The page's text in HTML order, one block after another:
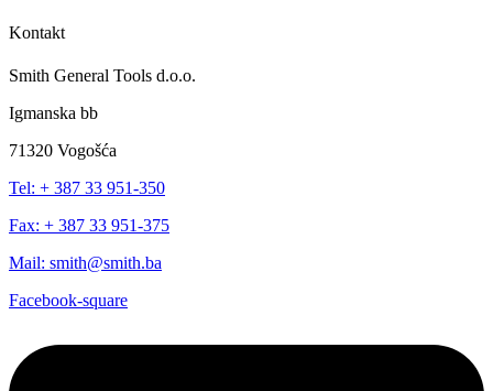
Kontakt
Smith General Tools d.o.o.
Igmanska bb
71320 Vogošća
Tel: + 387 33 951-350
Fax: + 387 33 951-375
Mail: smith@smith.ba
Facebook-square